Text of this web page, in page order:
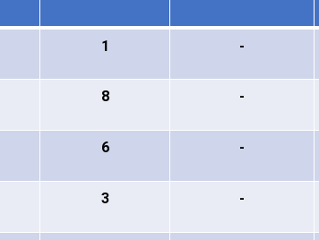
Gümüşova
Kaynaşlı
1 -
8 -
6 -
3 -